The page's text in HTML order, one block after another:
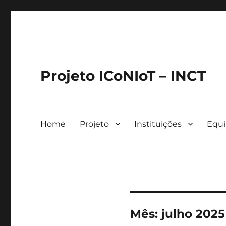
Projeto ICoNIoT – INCT
Home Projeto Instituições
Mês: julho 2025